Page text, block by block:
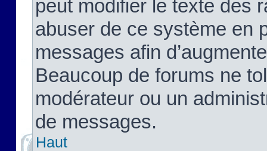
peut modifier le texte des
abuser de ce système en
messages afin
Beaucoup de forums ne
modérateur ou un
de messages.
Haut